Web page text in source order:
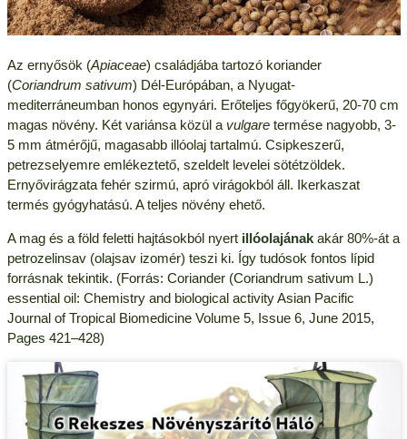
Az ernyősök (Apiaceae) családjába tartozó koriander
(Coriandrum sativum) Dél-Európában, a Nyugat-
mediterráneumban honos egynyári. Erőteljes főgyökerű, 20-70 cm
magas növény. Két variánsa közül a vulgaretermése nagyobb, 3-
5 mm átmérőjű, magasabb illóolaj tartalmú. Csipkeszerű,
petrezselyemre emlékeztető, szeldelt levelei sötétzöldek.
Ernyővirágzata fehér szirmú, apró virágokból áll. Ikerkaszat
termés gyógyhatású. A teljes növény ehető.
A mag és a föld feletti hajtásokból nyert illóolajánakakár 80%-át a
petrozelinsav (olajsav izomér) teszi ki. Így tudósok fontos lípid
forrásnak tekintik. (Forrás: Coriander (Coriandrum sativum L.)
essential oil: Chemistry and biological activity Asian Pacific
Journal of Tropical Biomedicine Volume 5, Issue 6, June 2015,
Pages 421–428)